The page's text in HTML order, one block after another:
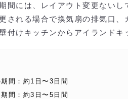
間には、レイアウト変更ない
される場合で換気扇の排気口
付けキッチンからアイランドキ
間：約1日〜3日間
間：約3日〜5日間